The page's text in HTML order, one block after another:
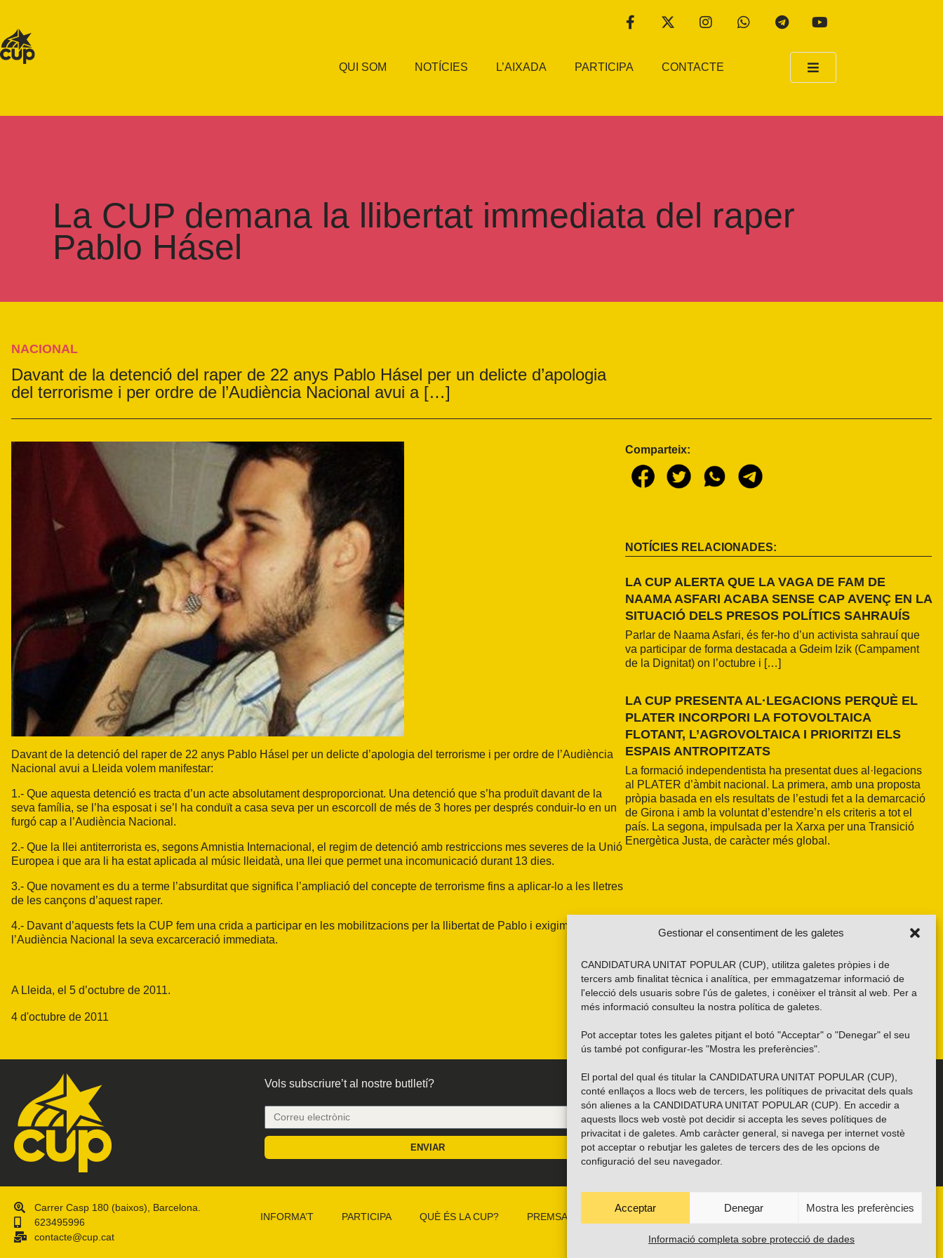
Gestionar el consentiment de les galetes
CANDIDATURA UNITAT POPULAR (CUP), utilitza galetes pròpies i de
tercers amb finalitat tècnica i analítica, per emmagatzemar informació de
l'elecció dels usuaris sobre l'ús de galetes, i conèixer el trànsit al web. Per a
més informació consulteu la nostra política de galetes
Pot acceptar totes les galetes pitjant el botó "Acceptar" o "Denegar" el seu
ús també pot configurar-les "Mostra les preferències".
El portal del qual és titular la CANDIDATURA UNITAT POPULAR (CUP),
conté enllaços a llocs web de tercers, les polítiques de privacitat dels quals
són alienes a la CANDIDATURA UNITAT POPULAR (CUP). En accedir a
aquests llocs web vostè pot decidir si accepta les seves polítiques de
privacitat i de galetes. Amb caràcter general, si navega per internet vostè
pot acceptar o rebutjar les galetes de tercers des de les opcions de
configuració del seu navegador.
Acceptar Denegar Mostra les preferències
Informació completa sobre protecció de dades
QUI SOM NOTÍCIES L’AIXADA PARTICIPA CONTACTE
La CUP demana la llibertat immediata del raper
Pablo Hásel
NACIONAL
Davant de la detenció del raper de 22 anys Pablo Hásel per un delicte d’apologia
del terrorisme i per ordre de l’Audiència Nacional avui a […]
Davant de la detenció del raper de 22 anys Pablo Hásel per un delicte d’apologia del terrorisme i per ordre de l’Audiència
Nacional avui a Lleida volem manifestar:
1.- Que aquesta detenció es tracta d’un acte absolutament desproporcionat. Una detenció que s’ha produït davant de la
seva família, se l’ha esposat i se’l ha conduït a casa seva per un escorcoll de més de 3 hores per després conduir-lo en un
furgó cap a l’Audiència Nacional.
2.- Que la llei antiterrorista es, segons Amnistia Internacional, el regim de detenció amb restriccions mes severes de la Unió
Europea i que ara li ha estat aplicada al músic lleidatà, una llei que permet una incomunicació durant 13 dies.
3.- Que novament es du a terme l’absurditat que significa l’ampliació del concepte de terrorisme fins a aplicar-lo a les lletres
de les cançons d’aquest raper.
4.- Davant d’aquests fets la CUP fem una crida a participar en les mobilitzacions per la llibertat de Pablo i exigim a
l’Audiència Nacional la seva excarceració immediata.
A Lleida, el 5 d’octubre de 2011.
4 d'octubre de 2011
Comparteix:
NOTÍCIES RELACIONADES:
LA CUP ALERTA QUE LA VAGA DE FAM DE
NAAMA ASFARI ACABA SENSE CAP AVENÇ EN LA
SITUACIÓ DELS PRESOS POLÍTICS SAHRAUÍS
Parlar de Naama Asfari, és fer-ho d’un activista sahrauí que
va participar de forma destacada a Gdeim Izik (Campament
de la Dignitat) on l’octubre i […]
LA CUP PRESENTA AL·LEGACIONS PERQUÈ EL
PLATER INCORPORI LA FOTOVOLTAICA
FLOTANT, L’AGROVOLTAICA I PRIORITZI ELS
ESPAIS ANTROPITZATS
La formació independentista ha presentat dues al·legacions
al PLATER d’àmbit nacional. La primera, amb una proposta
pròpia basada en els resultats de l’estudi fet a la demarcació
de Girona i amb la voluntat d’estendre’n els criteris a tot el
país. La segona, impulsada per la Xarxa per una Transició
Energètica Justa, de caràcter més global.
Vols subscriure’t al nostre butlletí?
ENVIAR
Troba’ns a les xarxes socials
Carrer Casp 180 (baixos), Barcelona.
623495996
contacte@cup.cat
INFORMA’T PARTICIPA QUÈ ÉS LA CUP? PREMSA CAMPANYES TRANSPARÈNCIA
PROTECCIÓ DE DADES POLÍTICA DE GALETES (EU)